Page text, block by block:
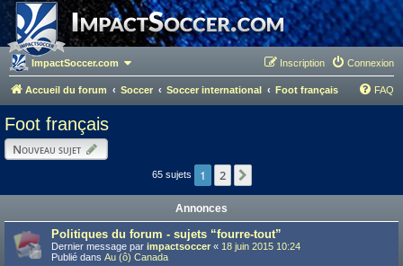
ImpactSoccer.com Connexion
Inscription
Accueil du forum Soccer Soccer international Foot français FAQ
Foot français
Nouveau sujet
65 sujets 1 2
Annonces
Politiques du forum - sujets “fourre-tout”
Dernier message par impactsoccer « 18 juin 2015 10:24
Publié dans Au (ô) Canada